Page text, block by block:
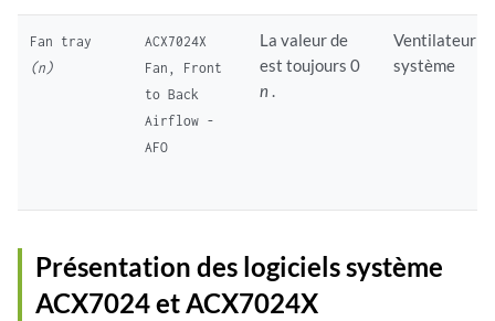
Fan tray
(n)
ACX7024X
Fan, Front
to Back
Airflow -
AFO
La valeur de
est toujours 0
n.
Ventilateur
système
Présentation des logiciels système
ACX7024et ACX7024X